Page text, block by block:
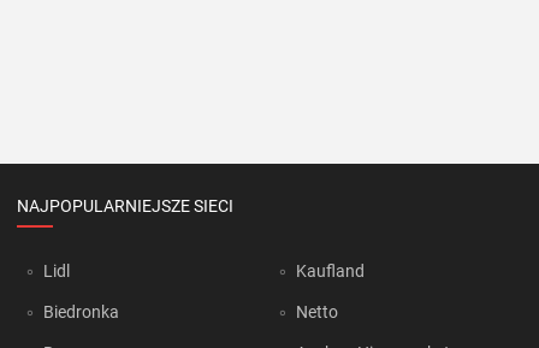
NAJPOPULARNIEJSZE SIECI
Lidl
Biedronka
Kaufland
Netto